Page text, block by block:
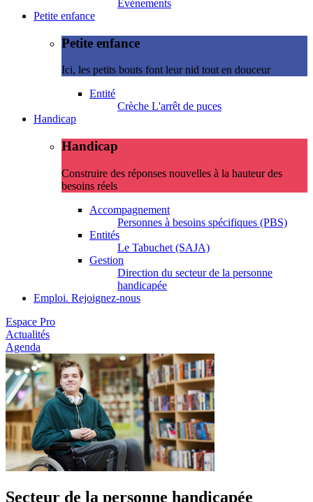
Evénements
Petite enfance
Petite enfance
Ici, les petits bouts font leur nid tout en douceur
Entité
Crèche L'arrêt de puces
Handicap
Handicap
Construire des réponses nouvelles à la hauteur des
besoins réels
Accompagnement
Personnes à besoins spécifiques (PBS)
Entités
Le Tabuchet (SAJA)
Gestion
Direction du secteur de la personne
handicapée
Emploi. Rejoignez-nous
Espace Pro
Actualités
Agenda
Secteur de la personne handicapée